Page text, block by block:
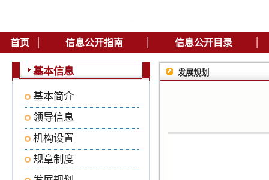
首页 | 信息公开指南 | 信息公开目录 |
基本信息
基本简介
领导信息
机构设置
规章制度
发展规划